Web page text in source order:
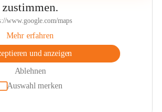
zustimmen.
www.google.com/maps
Mehr erfahren
und anzeigen
Ablehnen
Auswahl merken